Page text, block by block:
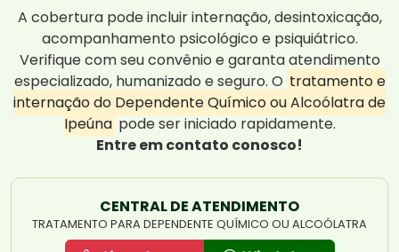
A cobertura pode incluir internação, desintoxicação,
acompanhamento psicológico e psiquiátrico.
Verifique com seu convênio e garanta atendimento
especializado, humanizado e seguro. O tratamento e
internação do Dependente Químico ou Alcoólatra de
Ipeúna pode ser iniciado rapidamente.
Entre em contato conosco!
CENTRAL DE ATENDIMENTO
TRATAMENTO PARA DEPENDENTE QUÍMICO OU ALCOÓLATRA